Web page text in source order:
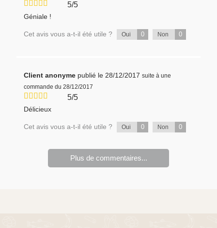
5/5
Géniale !
Cet avis vous a-t-il été utile ? Oui 0 Non 0
Client anonyme publié le 28/12/2017 suite à une
commande du 28/12/2017
5/5
Délicieux
Cet avis vous a-t-il été utile ? Oui 0 Non 0
Plus de commentaires...